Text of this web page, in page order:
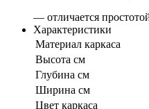
— отличается
Характеристики
Материал каркаса
Высота см
Глубина см
Ширина см
Цвет каркаса